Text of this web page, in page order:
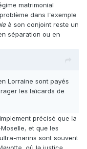
matrimonial
dans l'exemple
à son conjoint reste un
séparation ou en
Lorraine sont payés
les laïcards de
précisé que la
et que les
marins sont souvent